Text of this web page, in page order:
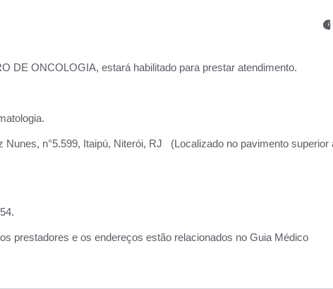
DE ONCOLOGIA, estará habilitado para prestar atendimento.
Nunes, n°5.599, Itaipú, Niterói, RJ (Localizado no pavimento superior
prestadores e os endereços estão relacionados no Guia Médico